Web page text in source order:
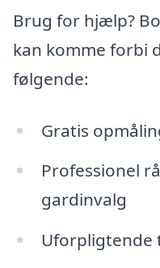
Brug for hjælp?
kan komme forbi
følgende:
Gratis
Professionel
gardinvalg
Uforpligtende